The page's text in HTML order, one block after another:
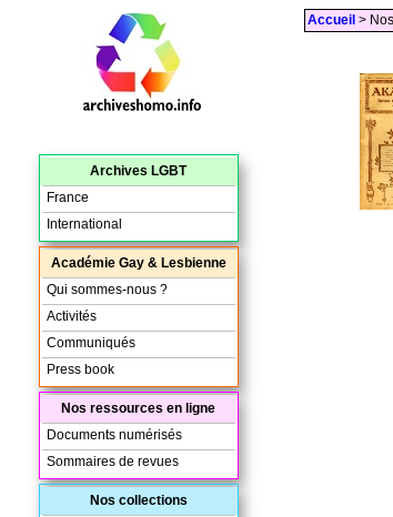
Accueil >
Archives LGBT
France
International
Académie Gay & Lesbienne
Qui sommes-nous ?
Activités
Communiqués
Press book
Nos ressources en ligne
Documents numérisés
Sommaires de revues
Nos collections